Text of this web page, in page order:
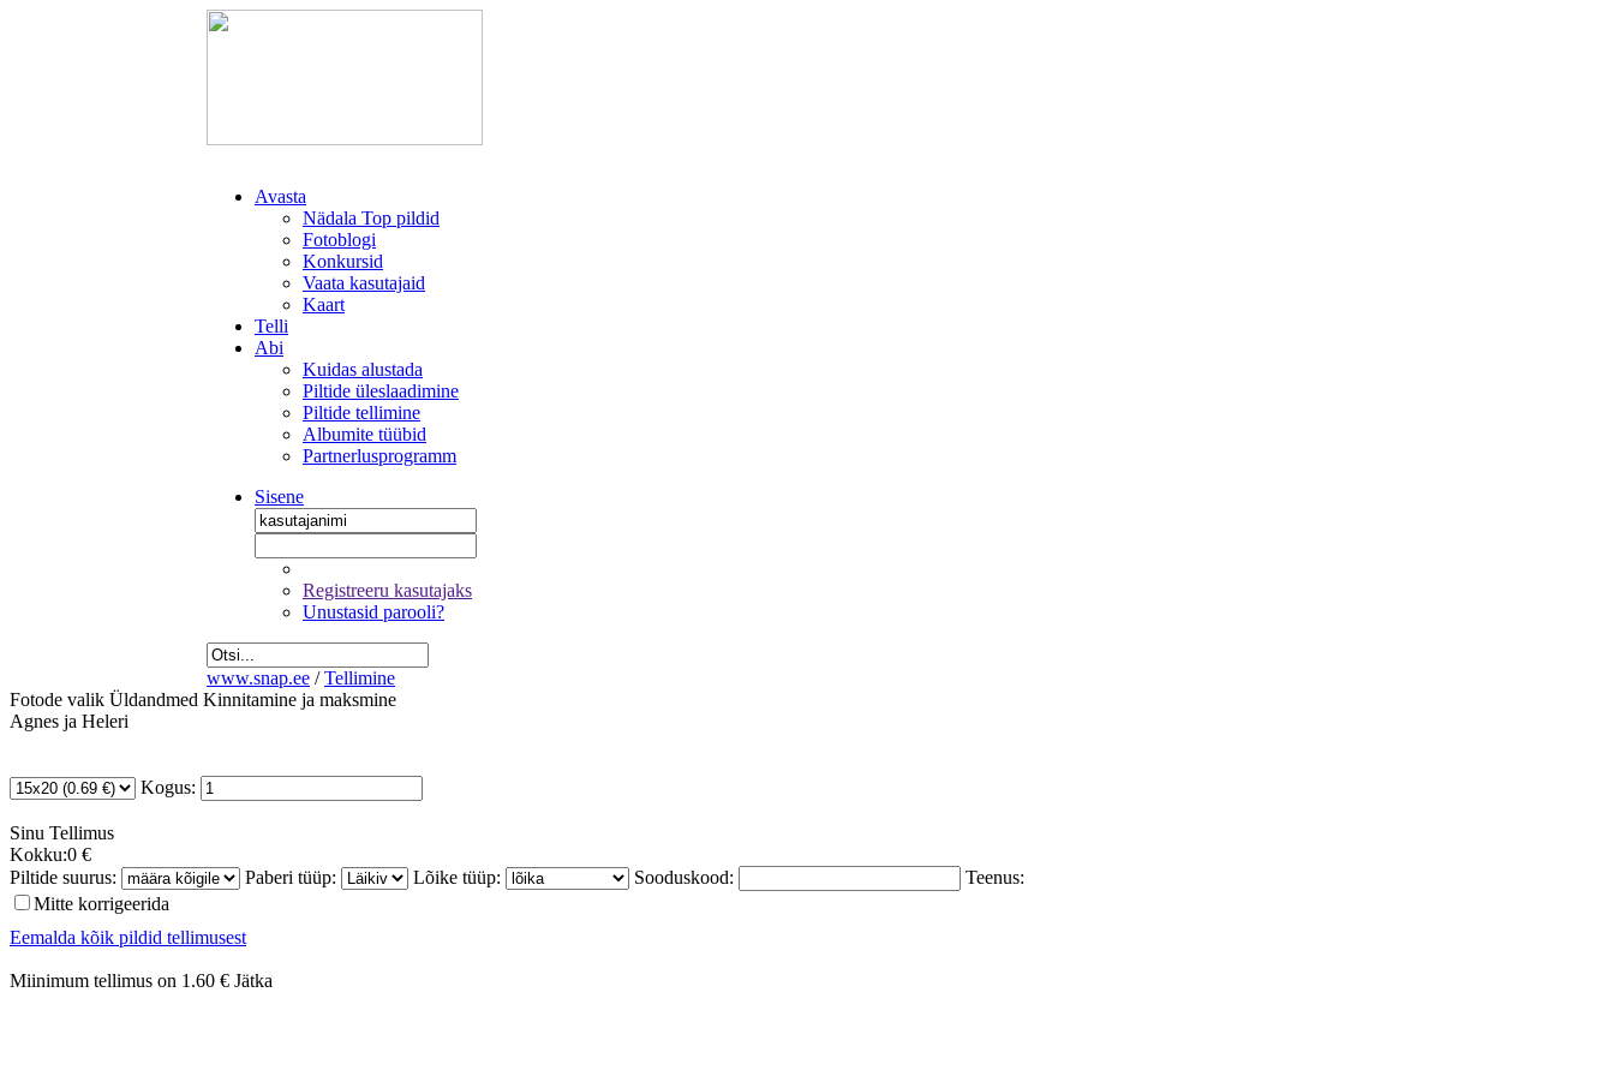
Avasta
Nädala Top pildid
Fotoblogi
Konkursid
Vaata kasutajaid
Kaart
Telli
Abi
Kuidas alustada
Piltide üleslaadimine
Piltide tellimine
Albumite tüübid
Partnerlusprogramm
Sisene
Registreeru kasutajaks
Unustasid parooli?
www.snap.ee / Tellimine
Fotode valik Üldandmed Kinnitamine ja maksmine
Agnes ja Heleri
Kogus:
Sinu Tellimus
Kokku:0 €
Piltide suurus:
Paberi tüüp: Lõike tüüp: Sooduskood:
Teenus:
Mitte korrigeerida
Eemalda kõik pildid tellimusest
Miinimum tellimus on 1.60 € Jätka